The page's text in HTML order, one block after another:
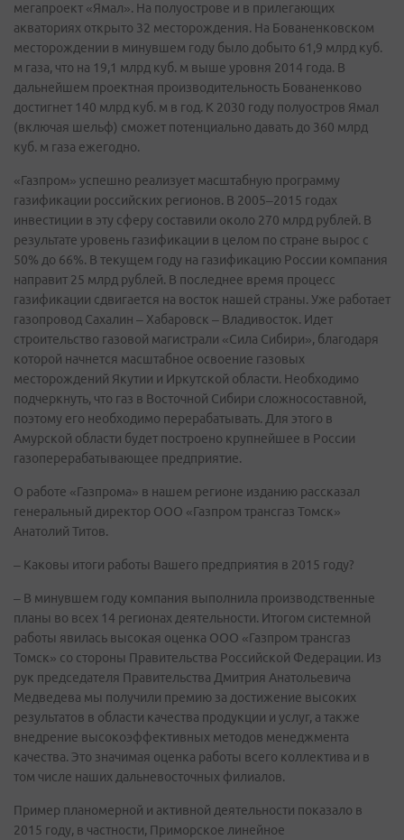
мегапроект «Ямал». На полуострове и в прилегающих
акваториях открыто 32 месторождения. На Бованенковском
месторождении в минувшем году было добыто 61,9 млрд куб.
м газа, что на 19,1 млрд куб. м выше уровня 2014 года. В
дальнейшем проектная производительность Бованенково
достигнет 140 млрд куб. м в год. К 2030 году полуостров Ямал
(включая шельф) сможет потенциально давать до 360 млрд
куб. м газа ежегодно.
«Газпром» успешно реализует масштабную программу
газификации российских регионов. В 2005–2015 годах
инвестиции в эту сферу составили около 270 млрд рублей. В
результате уровень газификации в целом по стране вырос с
50% до 66%. В текущем году на газификацию России компания
направит 25 млрд рублей. В последнее время процесс
газификации сдвигается на восток нашей страны. Уже работает
газопровод Сахалин – Хабаровск – Владивосток. Идет
строительство газовой магистрали «Сила Сибири», благодаря
которой начнется масштабное освоение газовых
месторождений Якутии и Иркутской области. Необходимо
подчеркнуть, что газ в Восточной Сибири сложносоставной,
поэтому его необходимо перерабатывать. Для этого в
Амурской области будет построено крупнейшее в России
газоперерабатывающее предприятие.
О работе «Газпрома» в нашем регионе изданию рассказал
генеральный директор ООО «Газпром трансгаз Томск»
Анатолий Титов.
– Каковы итоги работы Вашего предприятия в 2015 году?
– В минувшем году компания выполнила производственные
планы во всех 14 регионах деятельности. Итогом системной
работы явилась высокая оценка ООО «Газпром трансгаз
Томск» со стороны Правительства Российской Федерации. Из
рук председателя Правительства Дмитрия Анатольевича
Медведева мы получили премию за достижение высоких
результатов в области качества продукции и услуг, а также
внедрение высокоэффективных методов менеджмента
качества. Это значимая оценка работы всего коллектива и в
том числе наших дальневосточных филиалов.
Пример планомерной и активной деятельности показало в
2015 году, в частности, Приморское линейное